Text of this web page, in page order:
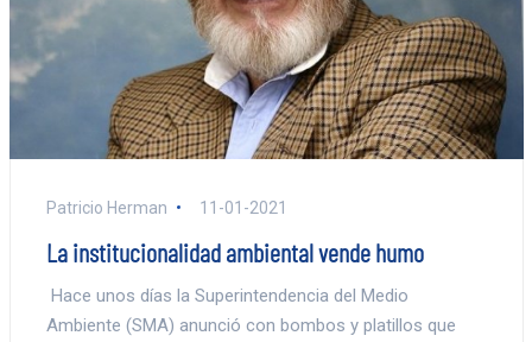
Patricio Herman 11-01-2021
La institucionalidad ambiental vende humo
Hace unos días la Superintendencia del Medio
Ambiente (SMA) anunció con bombos y platillos que